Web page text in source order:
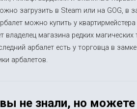
загрузить в Steam или на GOG, в
можно купить у
владелец магазина редких
арбалет есть у торговца в
арбалетов.
не знали, но можете